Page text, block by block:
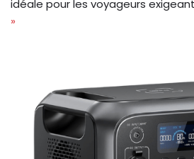
idéale pour les voyageurs
»